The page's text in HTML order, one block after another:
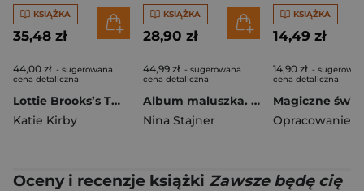
KSIĄŻKA
35,48 zł
44,00 zł - sugerowana
cena detaliczna
Lottie Brooks’s Twelve Disasters of Christmas
Katie Kirby
KSIĄŻKA
28,90 zł
44,99 zł - sugerowana
cena detaliczna
Album maluszka. Pierwszy rok. Baby love
Nina Stajner
KSIĄŻKA
14,49 zł
14,90 zł -
cena detaliczna
Oceny i recenzje książki Zawsze będę cię